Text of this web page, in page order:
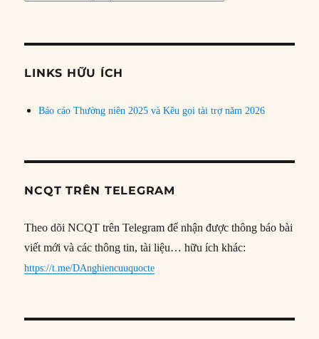
đề
LINKS HỮU ÍCH
Báo cáo Thường niên 2025 và Kêu gọi tài trợ năm 2026
NCQT TRÊN TELEGRAM
Theo dõi NCQT trên Telegram để nhận được thông báo bài
viết mới và các thông tin, tài liệu… hữu ích khác:
https://t.me/DAnghiencuuquocte